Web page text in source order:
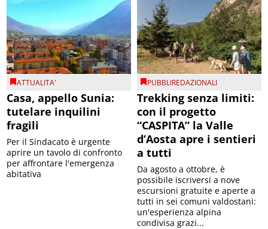
ATTUALITA'
Casa, appello Sunia:
tutelare inquilini
fragili
Per il Sindacato è urgente
aprire un tavolo di confronto
per affrontare l'emergenza
abitativa
PUBBLIREDAZIONALI
Trekking senza limiti:
con il progetto
“CASPITA” la Valle
d’Aosta apre i sentieri
a tutti
Da agosto a ottobre, è
possibile iscriversi a nove
escursioni gratuite e aperte a
tutti in sei comuni valdostani:
un'esperienza alpina
condivisa grazi...